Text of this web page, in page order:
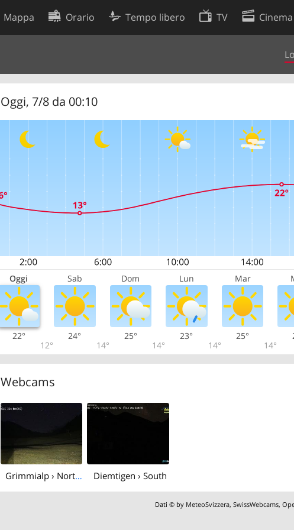
Mappa Orario Tempo libero TV Cinema
Oggi, 7/8 da 00:10
Oggi Sab Dom Lun Mar
22°
12°
24°
14°
25°
14°
23°
14°
25°
14°
Webcams
Grimmialp › North: Diemtigtal - Grimmialp Diemtigen › South
Dati © by MeteoSvizzera,SwissWebcams,
Preferenze cookie